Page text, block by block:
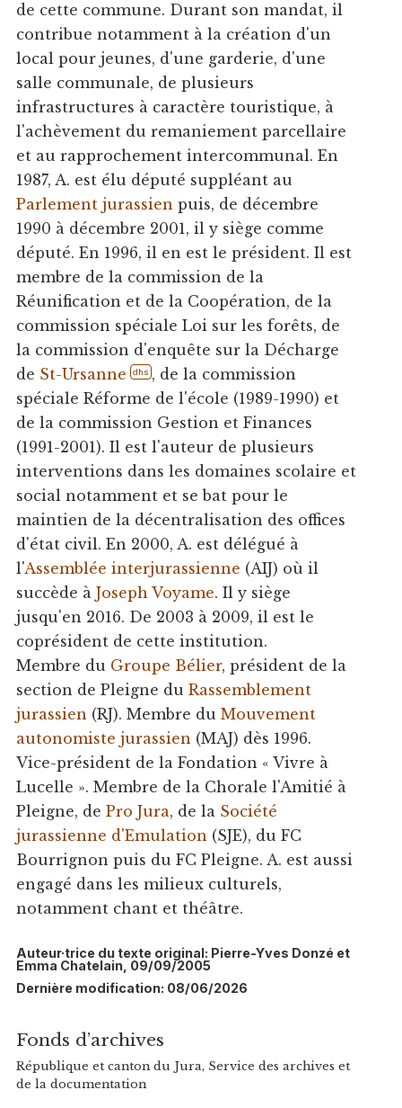
de cette commune. Durant son mandat, il
contribue notamment à la création d'un
local pour jeunes, d'une garderie, d'une
salle communale, de plusieurs
infrastructures à caractère touristique, à
l'achèvement du remaniement parcellaire
et au rapprochement intercommunal. En
1987, A. est élu député suppléant au
Parlement jurassien puis, de décembre
1990 à décembre 2001, il y siège comme
député. En 1996, il en est le président. Il est
membre de la commission de la
Réunification et de la Coopération, de la
commission spéciale Loi sur les forêts, de
la commission d'enquête sur la Décharge
de St-Ursanne dhs , de la commission
spéciale Réforme de l'école (1989-1990) et
de la commission Gestion et Finances
(1991-2001). Il est l'auteur de plusieurs
interventions dans les domaines scolaire et
social notamment et se bat pour le
maintien de la décentralisation des offices
d'état civil. En 2000, A. est délégué à
l'Assemblée interjurassienne (AIJ) où il
succède à Joseph Voyame. Il y siège
jusqu'en 2016. De 2003 à 2009, il est le
coprésident de cette institution.
Membre du Groupe Bélier, président de la
section de Pleigne du Rassemblement
jurassien (RJ). Membre du Mouvement
autonomiste jurassien (MAJ) dès 1996.
Vice-président de la Fondation « Vivre à
Lucelle ». Membre de la Chorale l'Amitié à
Pleigne, de Pro Jura, de la Société
jurassienne d'Emulation (SJE), du FC
Bourrignon puis du FC Pleigne. A. est aussi
engagé dans les milieux culturels,
notamment chant et théâtre.
Auteur·trice du texte original: Pierre-Yves Donzé et
Emma Chatelain, 09/09/2005
Dernière modification: 08/06/2026
Fonds d’archives
République et canton du Jura, Service des archives et
de la documentation